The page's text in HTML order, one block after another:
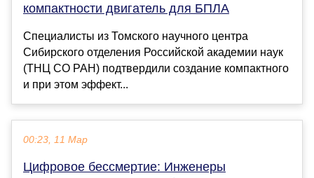
компактности двигатель для БПЛА
Специалисты из Томского научного центра
Сибирского отделения Российской академии наук
(ТНЦ СО РАН) подтвердили создание компактного
и при этом эффект...
00:23, 11 Мар
Цифровое бессмертие: Инженеры